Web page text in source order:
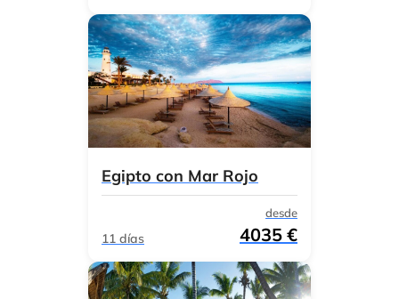
Egipto con Mar Rojo
11 días
desde
4035 €